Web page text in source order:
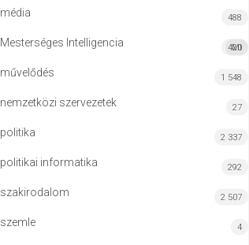
média 488
Mesterséges Intelligencia MI
420
művelődés 1 548
nemzetközi szervezetek 27
politika 2 337
politikai informatika 292
szakirodalom 2 507
szemle 4